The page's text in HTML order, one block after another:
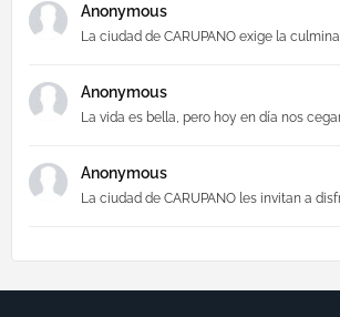
Anonymous
La ciudad de CARUPANO exige la
Anonymous
La vida es bella, pero hoy en día nos
Anonymous
La ciudad de CARUPANO les invitan a